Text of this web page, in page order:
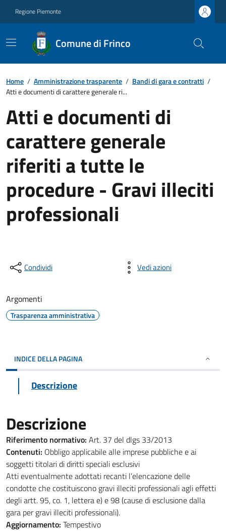
Regione Piemonte
Comune di Frinco
Home / Amministrazione trasparente / Bandi di gara e contratti /
Atti e documenti di carattere generale ri...
Atti e documenti di
carattere generale
riferiti a tutte le
procedure - Gravi illeciti
professionali
Condividi Vedi azioni
Argomenti
Trasparenza amministrativa
INDICE DELLA PAGINA
Descrizione
Descrizione
Riferimento normativo: Art. 37 del dlgs 33/2013
Contenuti: Obbligo applicabile alle imprese pubbliche e ai
soggetti titolari di diritti speciali esclusivi
Atti eventualmente adottati recanti l’elencazione delle
condotte che costituiscono gravi illeciti professionali agli effetti
degli artt. 95, co. 1, lettera e) e 98 (cause di esclusione dalla
gara per gravi illeciti professionali).
Aggiornamento: Tempestivo